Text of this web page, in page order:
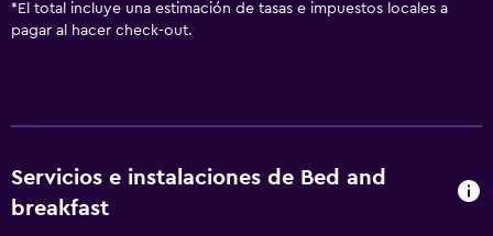
* El total incluye una estimación de tasas e impuestos locales a
pagar al hacer check-out.
Servicios e instalaciones de Bed and
breakfast